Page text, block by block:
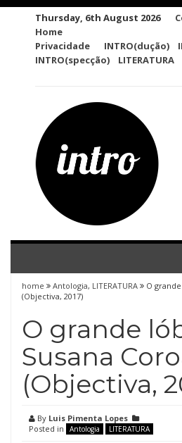
Thursday, 6th August 2026
Home
Privacidade
INTRO(dução)
INTRO(specção)
LITERATURA
home Antologia, LITERATURA
O
(Objectiva, 2017)
O grande
Susana
(Objectiva,
By Luis Pimenta Lopes
Posted in
Antologia LITERATURA